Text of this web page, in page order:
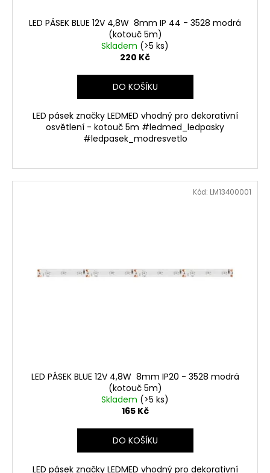
LED PÁSEK BLUE 12V 4,8W 8mm IP 44 - 3528 modrá
(kotouč 5m)
Skladem (>5 ks)
220 Kč
DO KOŠÍKU
LED pásek značky LEDMED vhodný pro dekorativní
osvětlení - kotouč 5m #ledmed_ledpasky
#ledpasek_modresvetlo
LED PÁSEK BLUE 12V 4,8W 8mm IP20 - 3528 modrá
(kotouč 5m)
Skladem (>5 ks)
165 Kč
DO KOŠÍKU
LED pásek značky LEDMED vhodný pro dekorativní
Kód: LM13400001